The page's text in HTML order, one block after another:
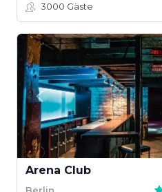
3000 Gäste
Arena Club
Berlin